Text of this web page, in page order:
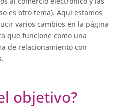
es otro tema). Aquí estamos
varios cambios en la página
que funcione como una
de relacionamiento con
objetivo?